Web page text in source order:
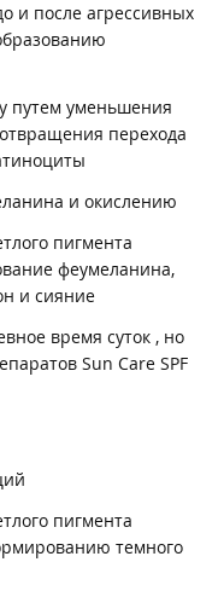
и после агрессивных
путем уменьшения
перехода
и окислению
пигмента
феумеланина,
и сияние
время суток , но
Sun Care SPF
пигмента
темного